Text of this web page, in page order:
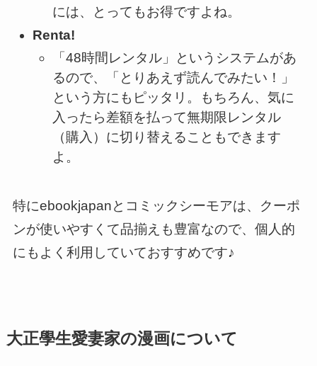
には、とってもお得ですよね。
Renta!
「48時間レンタル」というシステムがあ
るので、「とりあえず読んでみたい！」
という方にもピッタリ。もちろん、気に
入ったら差額を払って無期限レンタル
（購入）に切り替えることもできます
よ。
特にebookjapanとコミックシーモアは、クーポ
ンが使いやすくて品揃えも豊富なので、個人的
にもよく利用していておすすめです♪
大正學生愛妻家の漫画について